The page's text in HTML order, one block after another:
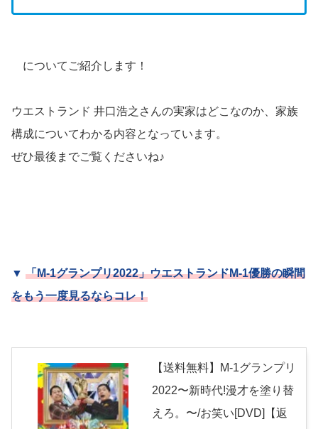
についてご紹介します！
ウエストランド 井口浩之さんの実家はどこなのか、家族
構成についてわかる内容となっています。
ぜひ最後までご覧くださいね♪
▼ 「M-1グランプリ2022」ウエストランドM-1優勝の瞬間
をもう一度見るならコレ！
【送料無料】M-1グランプリ
2022〜新時代!漫才を塗り替
えろ。〜/お笑い[DVD]【返